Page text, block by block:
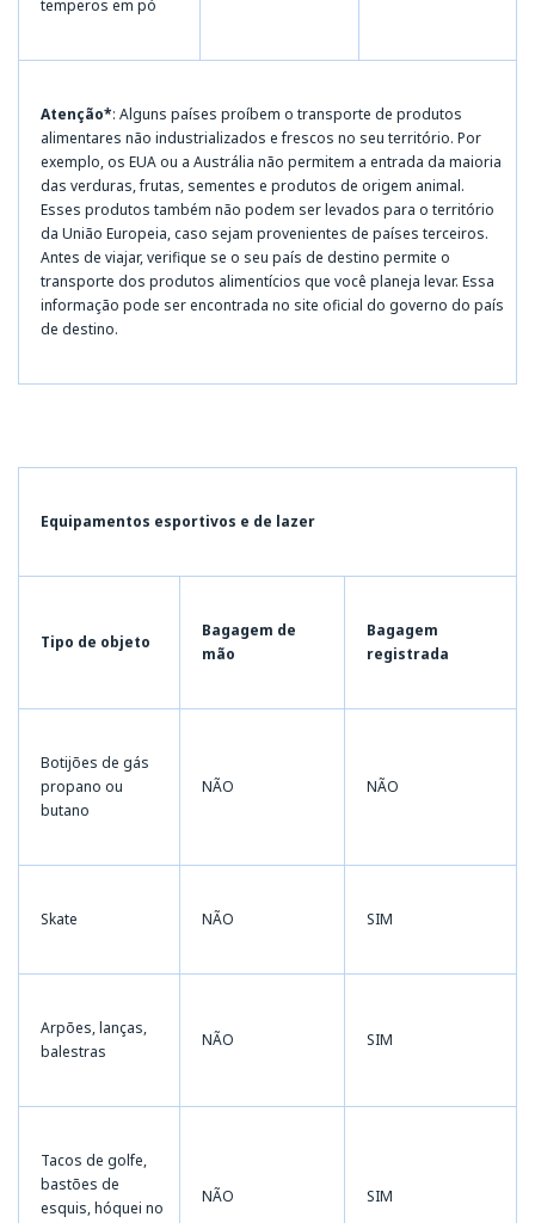
temperos em pó
Atenção*: Alguns países proíbem o transporte de produtos
alimentares não industrializados e frescos no seu território. Por
exemplo, os EUA ou a Austrália não permitem a entrada da maioria
das verduras, frutas, sementes e produtos de origem animal.
Esses produtos também não podem ser levados para o território
da União Europeia, caso sejam provenientes de países terceiros.
Antes de viajar, verifique se o seu país de destino permite o
transporte dos produtos alimentícios que você planeja levar. Essa
informação pode ser encontrada no site oficial do governo do país
de destino.
Equipamentos esportivos e de lazer
Tipo de objeto
Bagagem de
mão
Bagagem
registrada
Botijões de gás
propano ou
butano
NÃO NÃO
Skate NÃO SIM
Arpões, lanças,
balestras
NÃO SIM
Tacos de golfe,
bastões de
esquis, hóquei no
NÃO SIM